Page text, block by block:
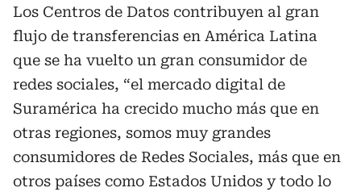
Los Centros de Datos contribuyen al gran
flujo de transferencias en América Latina
que se ha vuelto un gran consumidor de
redes sociales, “el mercado digital de
Suramérica ha crecido mucho más que en
otras regiones, somos muy grandes
consumidores de Redes Sociales, más que en
otros países como Estados Unidos y todo lo